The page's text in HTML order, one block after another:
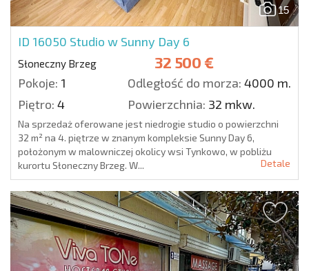
15
ID 16050 Studio w Sunny Day 6
Słoneczny Brzeg 32 500 €
Pokoje: 1 Odległość do morza: 4000 m.
Piętro: 4 Powierzchnia: 32 mkw.
Na sprzedaż oferowane jest niedrogie studio o powierzchni
32 m² na 4. piętrze w znanym kompleksie Sunny Day 6,
położonym w malowniczej okolicy wsi Tynkowo, w pobliżu
kurortu Słoneczny Brzeg. W...
Detale